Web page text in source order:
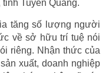
Tuyên Quang.
tăng số lượng người
về sở hữu trí tuệ nói
riêng. Nhận thức của
xuất, doanh nghiệp